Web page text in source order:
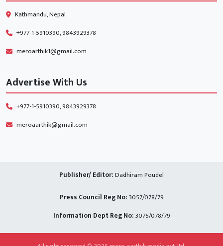
Kathmandu, Nepal
+977-1-5910390, 9843929378
meroarthik1@gmail.com
Advertise With Us
+977-1-5910390, 9843929378
meroaarthik@gmail.com
Publisher/ Editor:Dadhiram Poudel
Press Council Reg No: 3057/078/79
Information Dept Reg No: 3075/078/79